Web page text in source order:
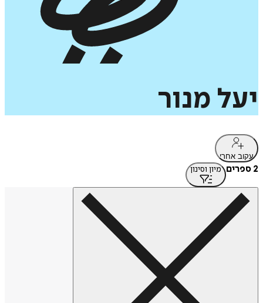
יעל מנור
עקוב אחרי
2 ספרים מיון וסינון